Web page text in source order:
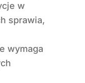
w
sprawia,
wymaga